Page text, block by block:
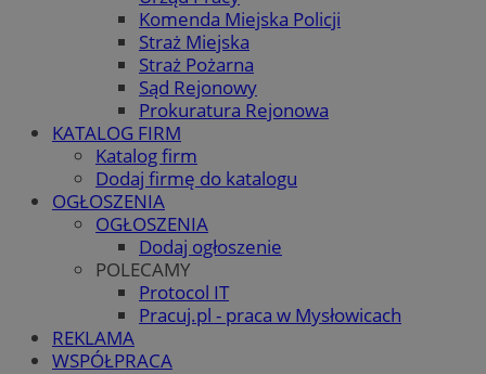
Komenda Miejska Policji
Straż Miejska
Straż Pożarna
Sąd Rejonowy
Prokuratura Rejonowa
KATALOG FIRM
Katalog firm
Dodaj firmę do katalogu
OGŁOSZENIA
OGŁOSZENIA
Dodaj ogłoszenie
POLECAMY
Protocol IT
Pracuj.pl - praca w Mysłowicach
REKLAMA
WSPÓŁPRACA